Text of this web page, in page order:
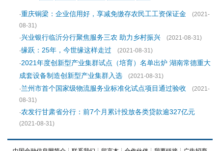
·重庆铜梁：企业信用好，享减免缴存农民工工资保证金
(2021-
08-31)
·兴业银行临沂分行聚焦服务三农 助力乡村振兴
(2021-08-31)
·缘跃：25年，今世缘这样走过
(2021-08-31)
·2021年度创新型产业集群试点（培育）名单出炉 湖南常德重大
成套设备制造创新型产业集群入选
(2021-08-31)
·兰州市首个国家级物流服务业标准化试点项目通过验收
(2021-
08-31)
·农发行甘肃省分行：前7个月累计投放各类贷款逾327亿元
(2021-08-31)